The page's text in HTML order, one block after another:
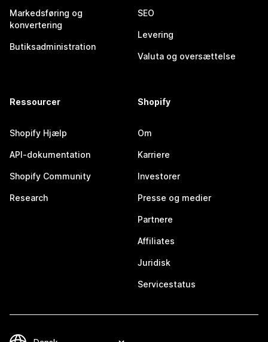
Markedsføring og
konvertering
Butiksadministration
SEO
Levering
Valuta og oversættelse
Ressourcer
Shopify Hjælp
API-dokumentation
Shopify Community
Research
Shopify
Om
Karriere
Investorer
Presse og medier
Partnere
Affiliates
Juridisk
Servicestatus